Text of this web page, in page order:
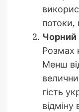
потоки,
Чорний
Розмах
Менш
гість
відміну